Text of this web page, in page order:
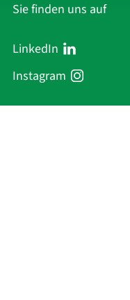
Sie finden uns auf
LinkedIn
Instagram